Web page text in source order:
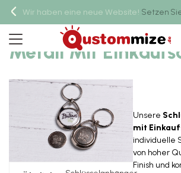
Wir haben eine neue Website! Setzen
Schlüsselanhänger
Metall Mit
Unsere
mit
individuelle
von hoher
Finish und